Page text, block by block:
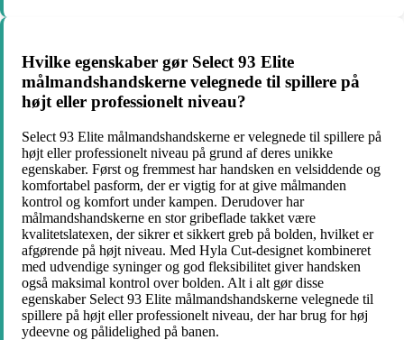
Hvilke egenskaber gør Select 93 Elite
målmandshandskerne velegnede til spillere på
højt eller professionelt niveau?
Select 93 Elite målmandshandskerne er velegnede til spillere på
højt eller professionelt niveau på grund af deres unikke
egenskaber. Først og fremmest har handsken en velsiddende og
komfortabel pasform, der er vigtig for at give målmanden
kontrol og komfort under kampen. Derudover har
målmandshandskerne en stor gribeflade takket være
kvalitetslatexen, der sikrer et sikkert greb på bolden, hvilket er
afgørende på højt niveau. Med Hyla Cut-designet kombineret
med udvendige syninger og god fleksibilitet giver handsken
også maksimal kontrol over bolden. Alt i alt gør disse
egenskaber Select 93 Elite målmandshandskerne velegnede til
spillere på højt eller professionelt niveau, der har brug for høj
ydeevne og pålidelighed på banen.